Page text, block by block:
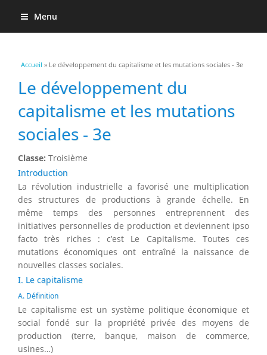
Menu
Vous êtes ici
Accueil » Le développement du capitalisme et les mutations sociales - 3e
Le développement du
capitalisme et les mutations
sociales - 3e
Classe: Troisième
Introduction
La révolution industrielle a favorisé une multiplication
des structures de productions à grande échelle. En
même temps des personnes entreprennent des
initiatives personnelles de production et deviennent ipso
facto très riches : c’est Le Capitalisme. Toutes ces
mutations économiques ont entraîné la naissance de
nouvelles classes sociales.
I. Le capitalisme
A. Définition
Le capitalisme est un système politique économique et
social fondé sur la propriété privée des moyens de
production (terre, banque, maison de commerce,
usines…)